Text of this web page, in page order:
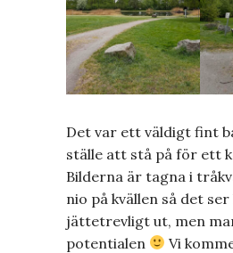
Det var ett väldigt fint
ställe att stå på för ett
Bilderna är tagna i
nio på kvällen så det
jättetrevligt ut, men
potentialen
Vi